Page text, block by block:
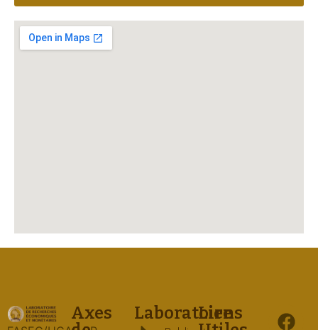
Axes
Laboratoire
Liens